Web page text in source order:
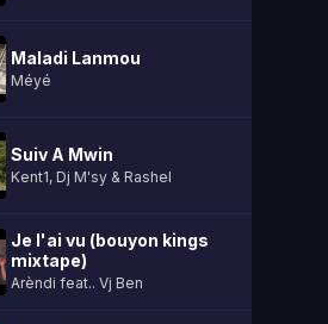
Maladi Lanmou
Méyé
Suiv A Mwin
Kent1, Dj M'sy & Rashel
Je l'ai vu (bouyon kings
mixtape)
Arèndi feat.. Vj Ben